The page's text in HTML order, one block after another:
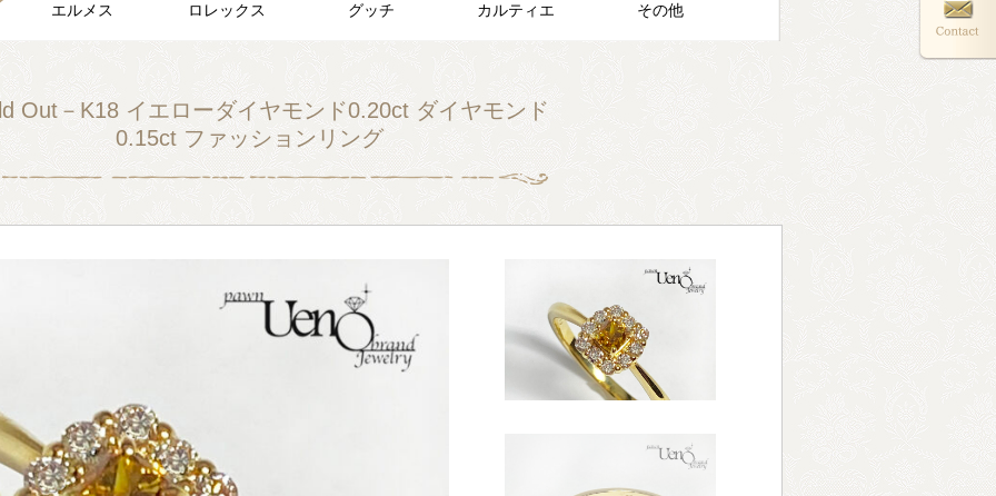
エルメス ロレックス グッチ カルティエ その他
Out－K18 イエローダイヤモンド0.20ct ダイヤモンド
0.15ct ファッションリング